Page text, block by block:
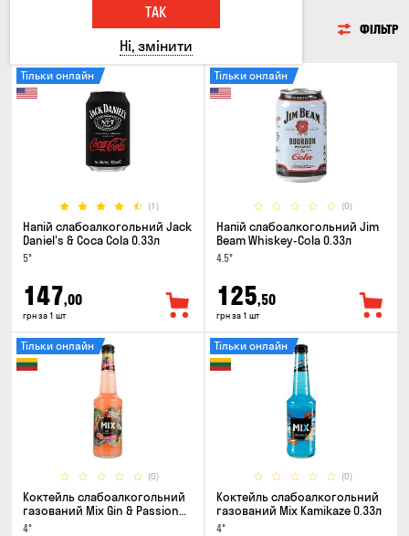
КОКТЕЙЛІ ФІЛЬТР
(1)
Тільки онлайн
Напій слабоалкогольний Jack
Daniel's & Coca Cola 0.33л
5°
147,00
грн за 1 шт
(0)
Тільки онлайн
Напій слабоалкогольний Jim
Beam Whiskey-Cola 0.33л
4.5°
125,50
грн за 1 шт
(0)
Тільки онлайн
Коктейль слабоалкогольний
газований Mix Gin & Passion
fruit 0.33л
4°
(0)
Тільки онлайн
Коктейль слабоалкогольний
газований Mix Kamikaze 0.33л
4°
ТАК
Ні, змінити